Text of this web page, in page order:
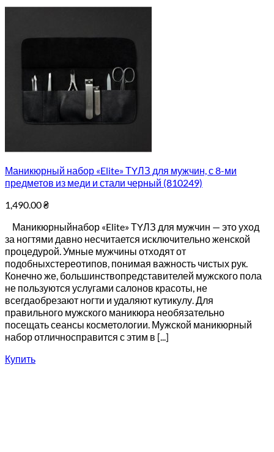
Маникюрный набор «Elite» ТYЛЗ для мужчин, с 8-ми
предметов из меди и стали черный (810249)
1,490.00₴
Маникюрныйнабор «Elite» ТYЛЗ для мужчин — это уход
за ногтями давно несчитается исключительно женской
процедурой. Умные мужчины отходят от
подобныхстереотипов, понимая важность чистых рук.
Конечно же, большинствопредставителей мужского пола
не пользуются услугами салонов красоты, не
всегдаобрезают ногти и удаляют кутикулу. Для
правильного мужского маникюра необязательно
посещать сеансы косметологии. Мужской маникюрный
набор отличносправится с этим в [...]
Купить